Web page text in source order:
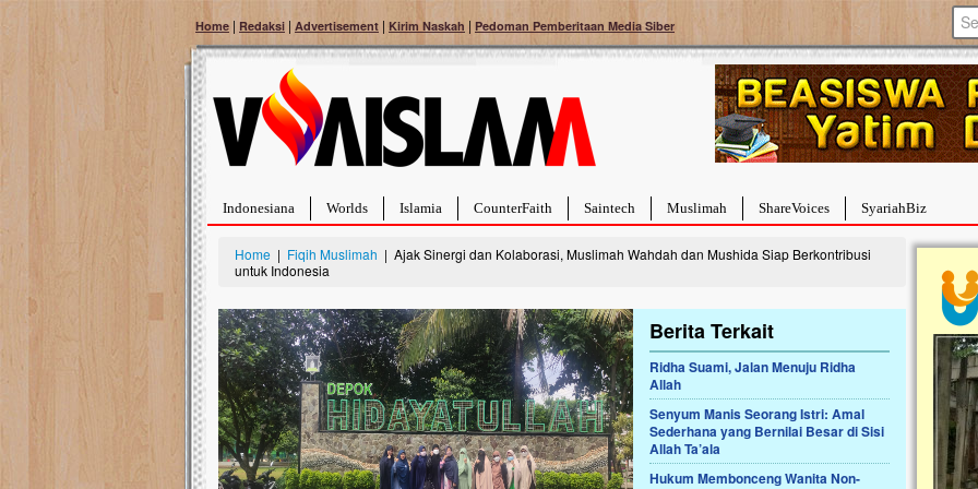
Home | Redaksi | Advertisement | Kirim Naskah | Pedoman Pemberitaan Media Siber
Indonesiana Worlds Islamia CounterFaith Saintech Muslimah ShareVoices SyariahBiz
Home | Fiqih Muslimah | Ajak Sinergi dan Kolaborasi, Muslimah Wahdah dan Mushida Siap Berkontribusi
untuk Indonesia
Berita Terkait
Ridha Suami, Jalan Menuju Ridha
Allah
Senyum Manis Seorang Istri: Amal
Sederhana yang Bernilai Besar di Sisi
Allah Ta’ala
Hukum Membonceng Wanita Non-
Bantu Naura, Balita Hebat Sembuh Dari
Tumor Pembuluh Darah
Hidup Naura Salsabila dipenuhi dengan
rintangan yang sangat berat. Meskipun baru
berusia sepuluh bulan, bayi yang imut ini harus
menghadapi penyakit yang dahsyat, yaitu tumor
pembuluh darah berukuran...